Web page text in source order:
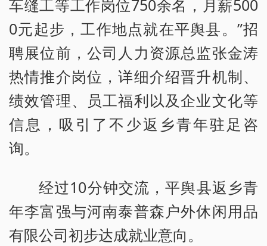
车缝工等工作岗位750余名，月薪500
0元起步，工作地点就在平舆县。”招
聘展位前，公司人力资源总监张金涛
热情推介岗位，详细介绍晋升机制、
绩效管理、员工福利以及企业文化等
信息，吸引了不少返乡青年驻足咨
询。
经过10分钟交流，平舆县返乡青
年李富强与河南泰普森户外休闲用品
有限公司初步达成就业意向。